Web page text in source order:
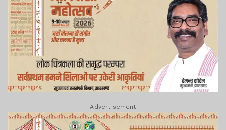
Advertisement